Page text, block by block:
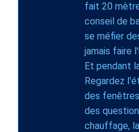
fait 20
conseil de
se méfier
jamais faire
Et pendant
Regardez
des
des
chauffage,